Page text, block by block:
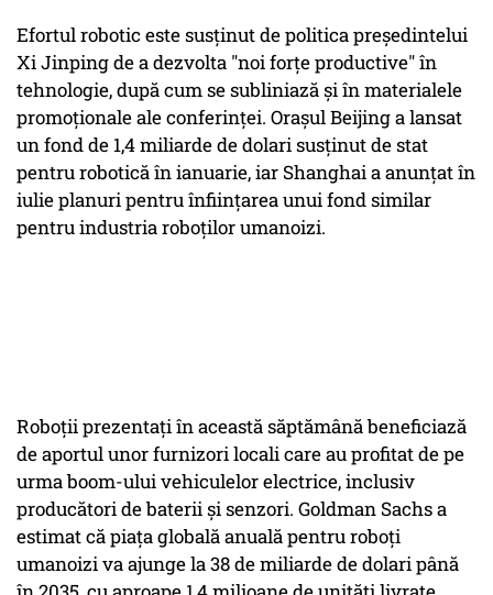
Efortul robotic este susținut de politica președintelui
Xi Jinping de a dezvolta "noi forțe productive" în
tehnologie, după cum se subliniază și în materialele
promoționale ale conferinței. Orașul Beijing a lansat
un fond de 1,4 miliarde de dolari susținut de stat
pentru robotică în ianuarie, iar Shanghai a anunțat în
iulie planuri pentru înființarea unui fond similar
pentru industria roboților umanoizi.
Roboții prezentați în această săptămână beneficiază
de aportul unor furnizori locali care au profitat de pe
urma boom-ului vehiculelor electrice, inclusiv
producători de baterii și senzori. Goldman Sachs a
estimat că piața globală anuală pentru roboți
umanoizi va ajunge la 38 de miliarde de dolari până